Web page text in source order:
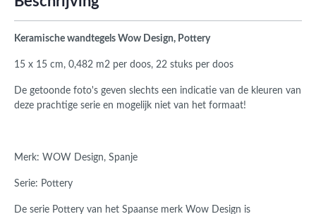
Keramische wandtegels Wow Design, Pottery
15 x 15 cm, 0,482 m2 per doos, 22 stuks per doos
De getoonde foto's geven slechts een indicatie van de kleuren van
deze prachtige serie en mogelijk niet van het formaat!
Merk: WOW Design, Spanje
Serie: Pottery
De serie Pottery van het Spaanse merk Wow Design is